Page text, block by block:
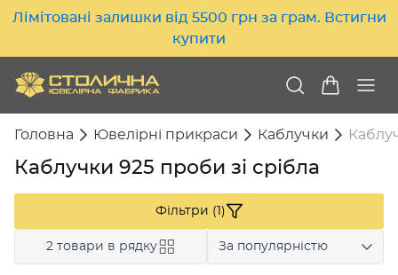
Лімітовані залишки від 5500 грн за грам. Встигни
купити
Головна Ювелірні прикраси Каблучки
Каблучки 925 проби зі срібла
Фільтри (1)
2 товари в рядку За популярністю